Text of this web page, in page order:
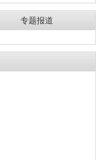
专题报道